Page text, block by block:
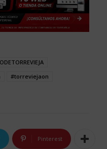
#torreviejaon
Pinterest